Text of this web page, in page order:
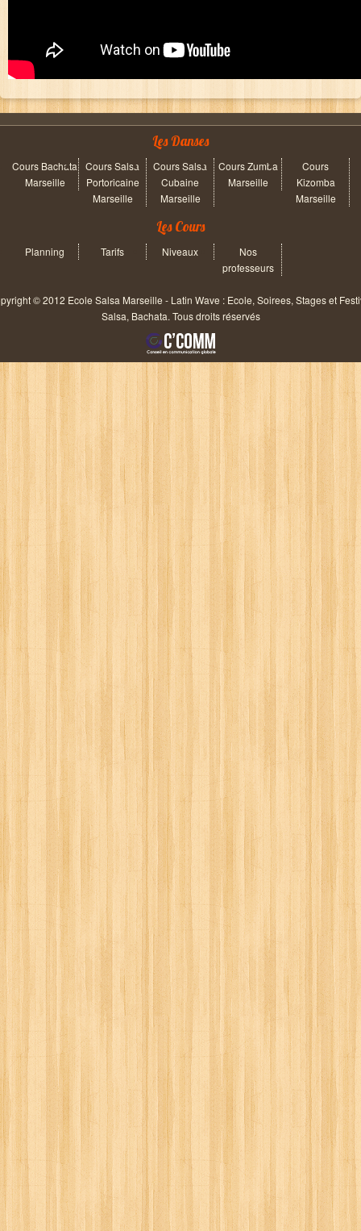
Les Danses
Cours Bachata
Marseille
Cours Salsa
Portoricaine
Marseille
Cours Salsa
Cubaine
Marseille
Cours Zumba
Marseille
Cours
Kizomba
Marseille
Les Cours
Planning Tarifs Niveaux
Nos
professeurs
© 2012 Ecole Salsa Marseille - Latin Wave : Ecole, Soirees, Stages et
Salsa, Bachata. Tous droits réservés